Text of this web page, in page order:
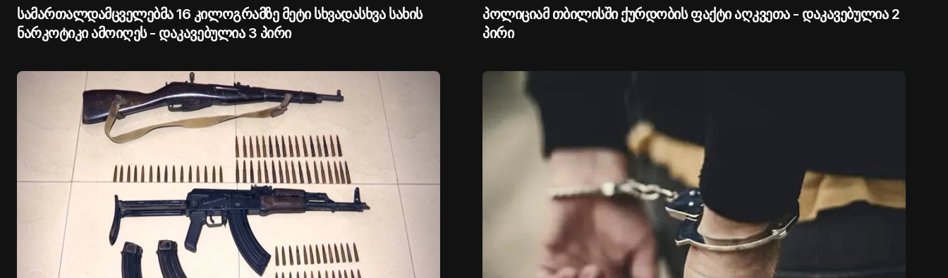
სამართალდამცველებმა 16 კილოგრამზე მეტი სხვადასხვა სახის
ნარკოტიკი ამოიღეს - დაკავებულია 3 პირი
პოლიციამ თბილისში ქურდობის ფაქტი აღკვეთა - დაკავებულია 2
პირი